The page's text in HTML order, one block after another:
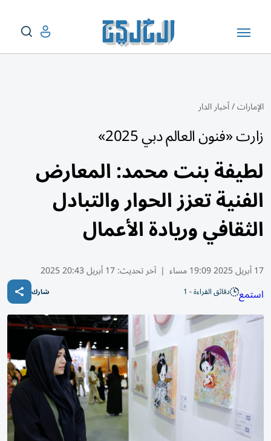
الإمارات/أخبار الدار
زارت «فنون العالم دبي 2025»
لطيفة بنت محمد: المعارض
الفنية تعزز الحوار والتبادل
الثقافي وريادة الأعمال
17 أبريل 2025 19:09 مساء | آخر تحديث:17 أبريل 20:43 2025
استمع دقائق القراءة - 1 شارك